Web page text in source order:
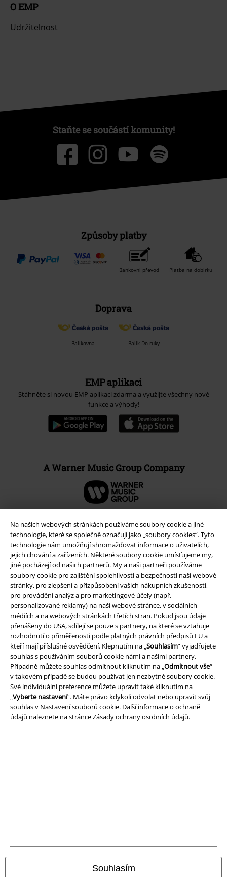
Na našich webových stránkách používáme soubory cookie a jiné
technologie, které se společně označují jako „soubory cookies“. Tyto
technologie nám umožňují shromažďovat informace o uživatelích,
jejich chování a zařízeních. Některé soubory cookie umísťujeme my,
jiné pocházejí od našich partnerů. My a naši partneři používáme
soubory cookie pro zajištění spolehlivosti a bezpečnosti naší webové
stránky, pro zlepšení a přizpůsobení vašich nákupních zkušeností,
pro provádění analýz a pro marketingové účely (např.
personalizované reklamy) na naší webové stránce, v sociálních
médiích a na webových stránkách třetích stran. Pokud jsou údaje
přenášeny do USA, sdílejí se pouze s partnery, na které se vztahuje
rozhodnutí o přiměřenosti podle platných právních předpisů EU a
kteří mají příslušné osvědčení. Klepnutím na „Souhlasím“ vyjadřujete
souhlas s používáním souborů cookie námi a našimi partnery.
Případně můžete souhlas odmítnout kliknutím na „Odmítnout vše“ -
v takovém případě se budou používat jen nezbytné soubory cookie.
Své individuální preference můžete upravit také kliknutím na
„Vyberte nastavení“. Máte právo kdykoli odvolat nebo upravit svůj
souhlas v Nastavení souborů cookie. Další informace o ochraně
údajů naleznete na stránceZásady ochrany osobních údajů.
Souhlasím
O EMP
Udržitelnost
Staňte se součástí komunity!
Způsoby platby
Bankovní převod Platba na dobírku
Doprava
Balíkovna Balík Do ruky
EMP aplikaci
Stáhněte si novou EMP aplikaci zdarma a využijte všechny nové
funkce a výhody!
A Warner Music Group Company
Právní informace
Podmínky
Prohlášení
Ochrana osobních údajů
Likvidace odpadu a ochrana životního prostředí
Prohlášení o shodě